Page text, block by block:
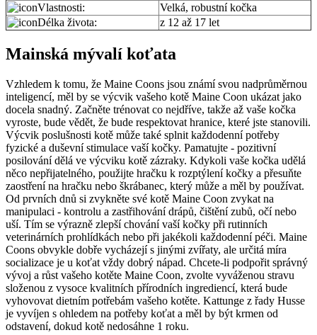
Vlastnosti:
Velká, robustní kočka
Délka života:
z 12 až 17 let
Mainská mývalí koťata
Vzhledem k tomu, že Maine Coons jsou známí svou nadprůměrnou
inteligencí, měl by se výcvik vašeho kotě Maine Coon ukázat jako
docela snadný. Začněte trénovat co nejdříve, takže až vaše kočka
vyroste, bude vědět, že bude respektovat hranice, které jste stanovili.
Výcvik poslušnosti kotě může také splnit každodenní potřeby
fyzické a duševní stimulace vaší kočky. Pamatujte - pozitivní
posilování dělá ve výcviku kotě zázraky. Kdykoli vaše kočka udělá
něco nepřijatelného, použijte hračku k rozptýlení kočky a přesuňte
zaostření na hračku nebo škrábanec, který může a měl by používat.
Od prvních dnů si zvykněte své kotě Maine Coon zvykat na
manipulaci - kontrolu a zastřihování drápů, čištění zubů, očí nebo
uší. Tím se výrazně zlepší chování vaší kočky při rutinních
veterinárních prohlídkách nebo při jakékoli každodenní péči. Maine
Coons obvykle dobře vycházejí s jinými zvířaty, ale určitá míra
socializace je u koťat vždy dobrý nápad. Chcete-li podpořit správný
vývoj a růst vašeho kotěte Maine Coon, zvolte vyváženou stravu
složenou z vysoce kvalitních přírodních ingrediencí, která bude
vyhovovat dietním potřebám vašeho kotěte. Kattunge z řady Husse
je vyvíjen s ohledem na potřeby koťat a měl by být krmen od
odstavení, dokud kotě nedosáhne 1 roku.